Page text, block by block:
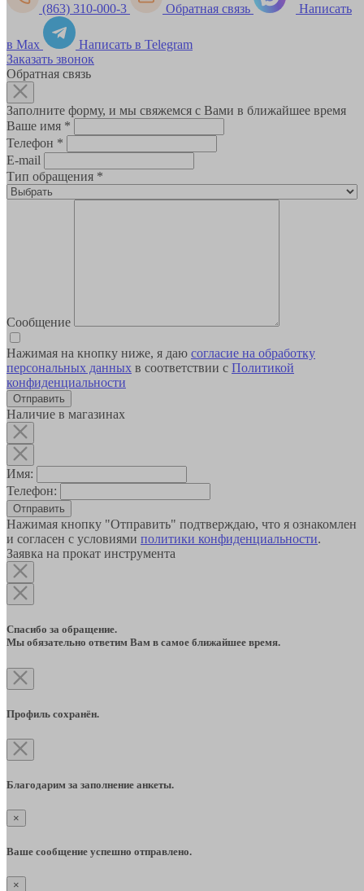
(863) 310-000-3 Обратная связь Написать
в Max
Написать в Telegram
Заказать звонок
Обратная связь
Заполните форму, и мы свяжемся с Вами в ближайшее время
Ваше имя *
Телефон *
E-mail
Тип обращения *
Сообщение
Нажимая на кнопку ниже, я даю согласие на обработку
персональных данных в соответствии с Политикой
конфиденциальности
Наличие в магазинах
Имя:
Телефон:
Отправить
Нажимая кнопку "Отправить" подтверждаю, что я ознакомлен
и согласен с условиями политики конфиденциальности.
Заявка на прокат инструмента
Спасибо за обращение.
Мы обязательно ответим Вам в самое ближайшее время.
Профиль сохранён.
Благодарим за заполнение анкеты.
×
Ваше сообщение успешно отправлено.
×